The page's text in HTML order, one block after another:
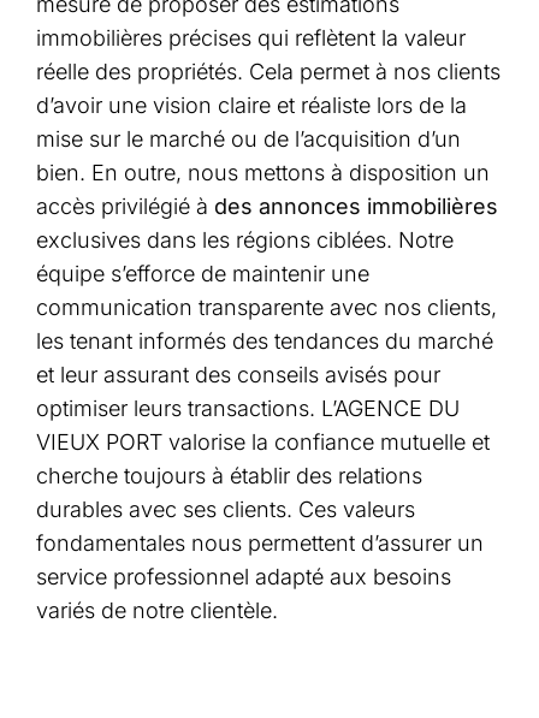
immobilières précises qui reflètent la valeur
réelle des propriétés. Cela permet à nos clients
d’avoir une vision claire et réaliste lors de la
mise sur le marché ou de l’acquisition d’un
bien. En outre, nous mettons à disposition un
accès privilégié à des annonces immobilières
exclusives dans les régions ciblées. Notre
équipe s’efforce de maintenir une
communication transparente avec nos clients,
les tenant informés des tendances du marché
et leur assurant des conseils avisés pour
optimiser leurs transactions. L’AGENCE DU
VIEUX PORT valorise la confiance mutuelle et
cherche toujours à établir des relations
durables avec ses clients. Ces valeurs
fondamentales nous permettent d’assurer un
service professionnel adapté aux besoins
variés de notre clientèle.